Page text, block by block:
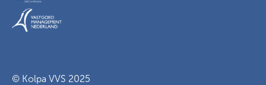
© Kolpa VVS 2025
Cookies